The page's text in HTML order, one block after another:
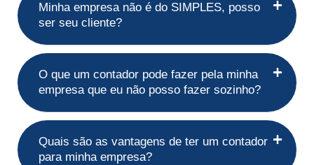
Minha empresa não é do SIMPLES, posso
ser seu cliente?
O que um contador pode fazer pela minha
empresa que eu não posso fazer sozinho?
Quais são as vantagens de ter um contador
para minha empresa?